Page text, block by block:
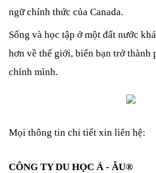
ngữ chính thức của Canada.
Sống và học tập ở một đất nước
hơn về thế giới, biến bạn trở thành
chính mình.
Mọi thông tin chi tiết xin liên hệ:
CÔNG TY DU HỌC Á - ÂU®